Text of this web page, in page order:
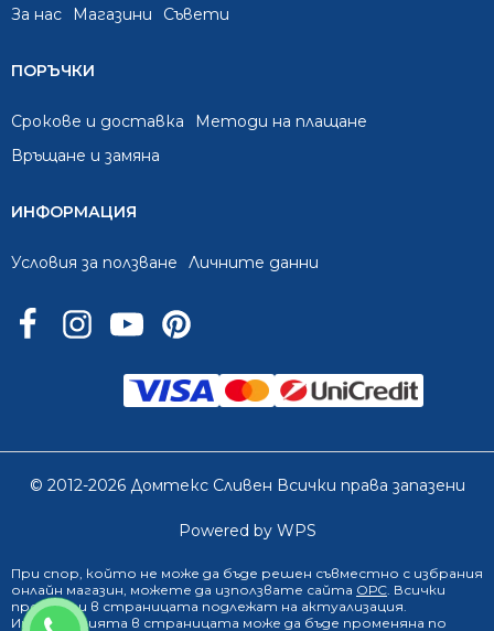
0888 249 719
За нас Mагазини Съвети
ПОРЪЧКИ
Срокове и доставка
Методи на плащане
Връщане и замяна
ИНФОРМАЦИЯ
Условия за ползване Личните данни
© 2012-2026 Домтекс Сливен Всички права запазени
Powered by WPS
При спор, който не може да бъде решен съвместно с избрания
онлайн магазин, можете да използвате сайта ОРС. Всички
продукти в страницата подлежат на актуализация.
Информацията в страницата може да бъде променяна по